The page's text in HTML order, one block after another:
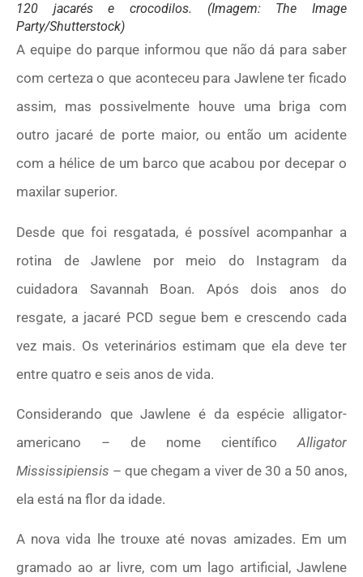
120 jacarés e crocodilos. (Imagem: The Image
Party/Shutterstock)
A equipe do parque informou que não dá para saber
com certeza o que aconteceu para Jawlene ter ficado
assim, mas possivelmente houve uma briga com
outro jacaré de porte maior, ou então um acidente
com a hélice de um barco que acabou por decepar o
maxilar superior.
Desde que foi resgatada, é possível acompanhar a
rotina de Jawlene por meio do Instagram da
cuidadora Savannah Boan. Após dois anos do
resgate, a jacaré PCD segue bem e crescendo cada
vez mais. Os veterinários estimam que ela deve ter
entre quatro e seis anos de vida.
Considerando que Jawlene é da espécie alligator-
americano – de nome científicoAlligator
Mississipiensis – que chegam a viver de 30 a 50 anos,
ela está na flor da idade.
A nova vida lhe trouxe até novas amizades. Em um
gramado ao ar livre, com um lago artificial, Jawlene